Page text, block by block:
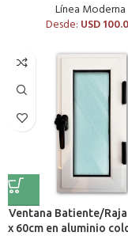
Línea Moderna
Desde: USD
Ventana Batiente/Raja
x 60cm en aluminio